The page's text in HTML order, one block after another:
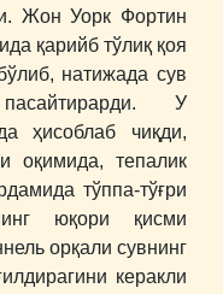
Жон Уорк Фортин
қарийб тўлиқ қоя
натижада сув
У
ҳисоблаб чиқди,
оқимида, тепалик
тўппа-тўғри
юқори қисми
орқали сувнинг
керакли